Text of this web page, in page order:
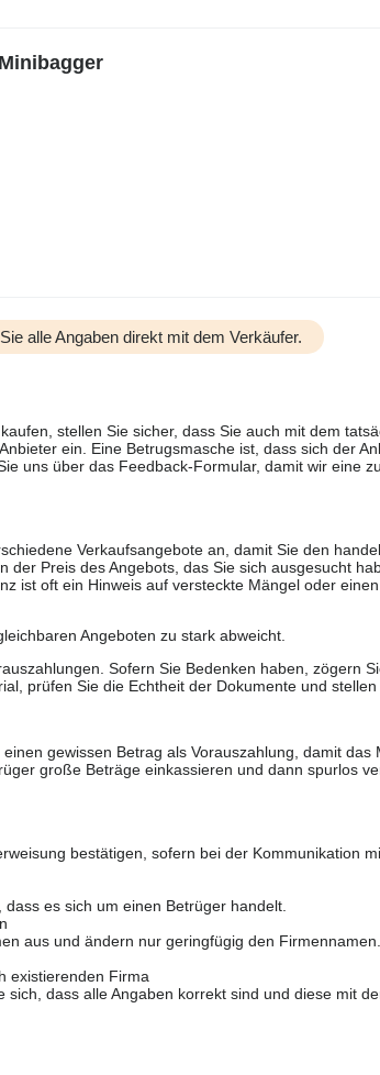
alle Angaben direkt mit dem Verkäufer.
stellen Sie sicher, dass Sie auch mit dem
ein. Eine Betrugsmasche ist, dass sich der
uns über das Feedback-Formular, damit wir eine
Verkaufsangebote an, damit Sie den
Preis des Angebots, das Sie sich ausgesucht
ist oft ein Hinweis auf versteckte Mängel oder
Angeboten zu stark abweicht.
Sofern Sie Bedenken haben, zögern
prüfen Sie die Echtheit der Dokumente und stellen
gewissen Betrag als Vorauszahlung, damit das
große Beträge einkassieren und dann spurlos
bestätigen, sofern bei der Kommunikation
es sich um einen Betrüger handelt.
aus und ändern nur geringfügig den
existierenden Firma
dass alle Angaben korrekt sind und diese mit